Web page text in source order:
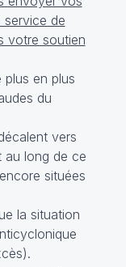
service de
votre soutien
plus en plus
du
vers
au long de ce
situées
la situation